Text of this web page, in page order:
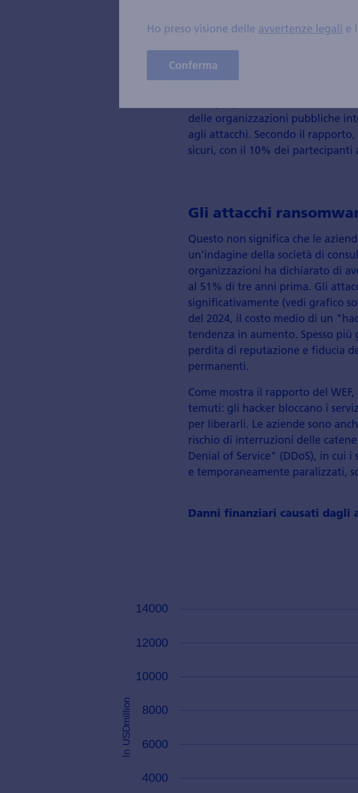
rapidamente e il confine tra
D'altra parte, gli obiettivi di tali
delle organizzazioni pubbliche
agli attacchi. Secondo il
sicuri, con il 10% dei partecipanti
Gli attacchi
Questo non significa che le
un'indagine della società di
organizzazioni ha dichiarato di
al 51% di tre anni prima. Gli
significativamente (vedi grafico
del 2024, il costo medio di un
tendenza in aumento. Spesso
perdita di reputazione e fiducia
permanenti.
Come mostra il rapporto del
temuti: gli hacker bloccano i
per liberarli. Le aziende sono
rischio di interruzioni delle
Denial of Service" (DDoS), in cui
e temporaneamente paralizzati,
Danni finanziari causati
Ho preso visione delle avvertenze legali e
Conferma